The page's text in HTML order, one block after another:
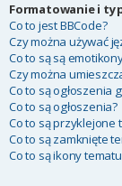
Formatowanie i
Co to jest BBCode?
Czy można używać
Co to są są
Czy można
Co to są ogłoszenia
Co to są ogłoszenia?
Co to są przyklejone
Co to są zamknięte
Co to są ikony